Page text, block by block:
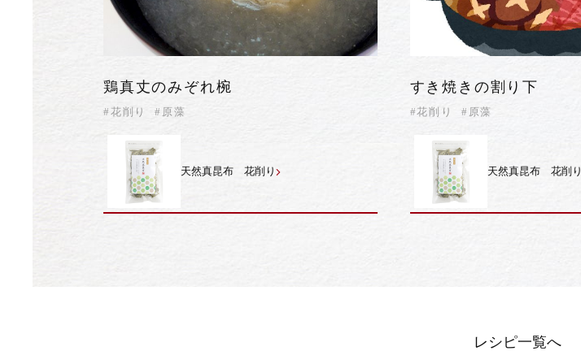
鶏真丈のみぞれ椀
#花削り #原藻
天然真昆布 花削り
すき焼きの割り下
#花削り #原藻
天然真昆布 花削り
レシピ一覧へ